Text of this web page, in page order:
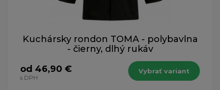
Kuchársky rondon TOMA - polybavlna
- čierny, dlhý rukáv
od 46,90 €
s DPH
Vybrať variant